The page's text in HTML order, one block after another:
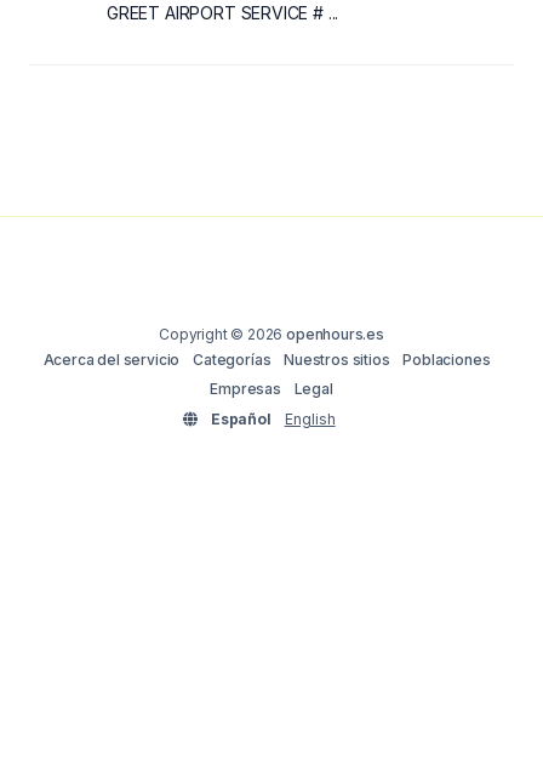
GREET AIRPORT SERVICE # ...
Copyright © 2026openhours.es
Acerca del servicio
Categorías Nuestros sitios
Poblaciones
Empresas
Legal
Español
English